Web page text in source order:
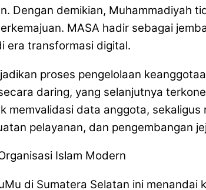
Dengan demikian, Muhammadiyah
MASA hadir sebagai
era transformasi digital.
proses pengelolaan
daring, yang selanjutnya
data anggota,
pelayanan, dan pengembangan
Islam Modern
di Sumatera Selatan ini